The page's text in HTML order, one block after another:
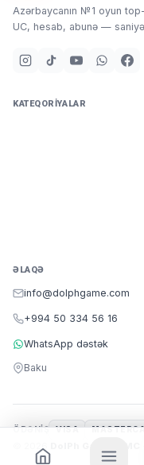
Azərbaycanın №1 oyun
UC, hesab, abunə —
KATEQORIYALAR
ƏLAQƏ
info@dolphgame.com
+994 50 334 56 16
WhatsApp dəstək
Baku
ÖDƏNIŞ VISA
© 2026